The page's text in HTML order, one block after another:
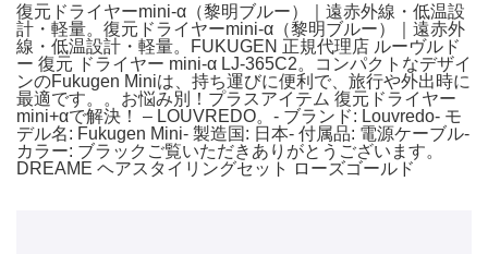
復元ドライヤーmini-α（黎明ブルー）｜遠赤外線・低温設
計・軽量。復元ドライヤーmini-α（黎明ブルー）｜遠赤外
線・低温設計・軽量。FUKUGEN 正規代理店 ルーヴルド
ー 復元 ドライヤー mini-α LJ-365C2。コンパクトなデザイ
ンのFukugen Miniは、持ち運びに便利で、旅行や外出時に
最適です。。お悩み別！プラスアイテム 復元ドライヤー
mini+αで解決！ – LOUVREDO。- ブランド: Louvredo- モ
デル名: Fukugen Mini- 製造国: 日本- 付属品: 電源ケーブル-
カラー: ブラックご覧いただきありがとうございます。
DREAME ヘアスタイリングセット ローズゴールド